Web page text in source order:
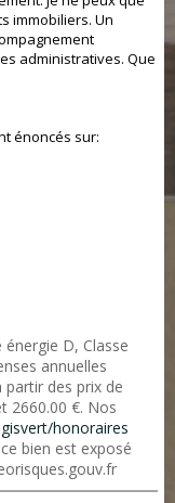
immobiliers. Un
administratives. Que
énoncés sur:
D, Classe
annuelles
des prix de
2660.00 €. Nos
honoraires
bien est exposé